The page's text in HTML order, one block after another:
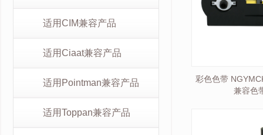
适用CIM兼容产品
适用Ciaat兼容产品
适用Pointman兼容产品
适用Toppan兼容产品
彩色色带
兼容色